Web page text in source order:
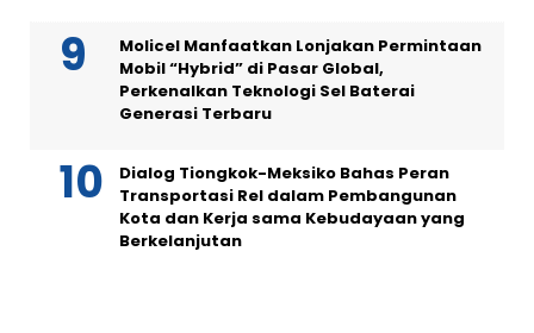
Molicel Manfaatkan Lonjakan Permintaan
Mobil “Hybrid” di Pasar Global,
Perkenalkan Teknologi Sel Baterai
Generasi Terbaru
Dialog Tiongkok-Meksiko Bahas Peran
Transportasi Rel dalam Pembangunan
Kota dan Kerja sama Kebudayaan yang
Berkelanjutan